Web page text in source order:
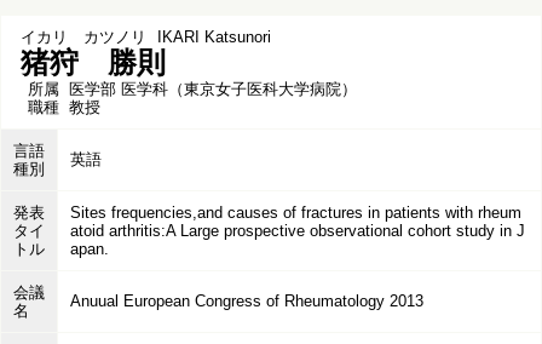
イカリ カツノリ IKARI Katsunori
猪狩 勝則
所属 医学部 医学科（東京女子医科大学病院）
職種 教授
言語
種別
英語
発表
タイ
トル
Sites frequencies,and causes of fractures in patients with rheum
atoid arthritis:A Large prospective observational cohort study in J
apan.
会議
名
Anuual European Congress of Rheumatology 2013